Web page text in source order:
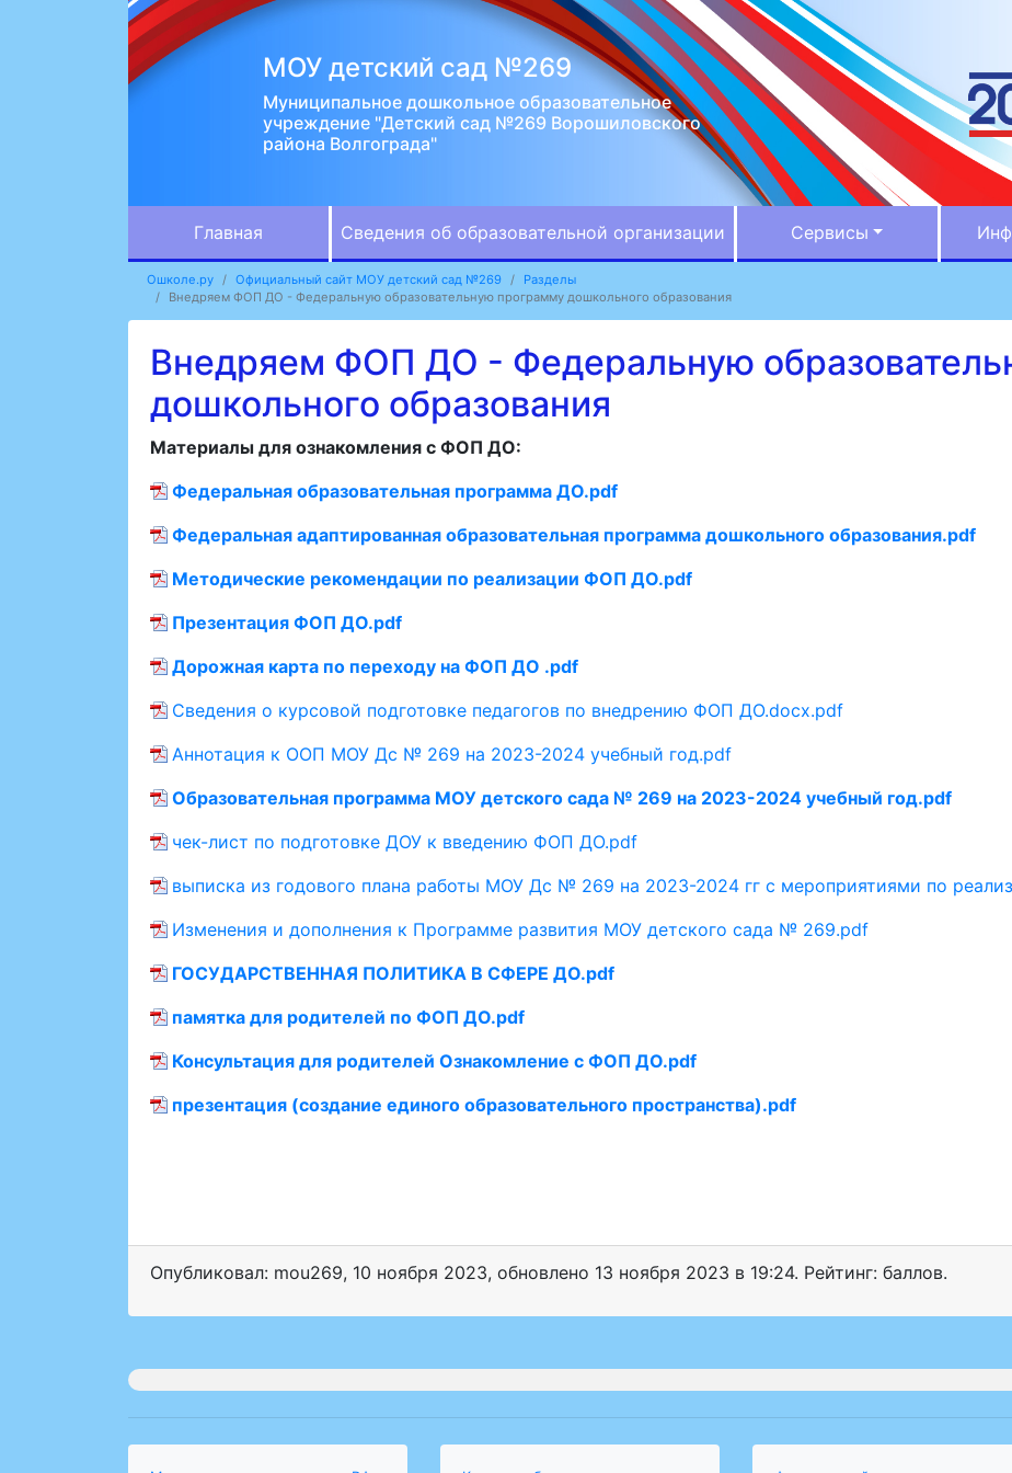
МОУ детский сад №269
Муниципальное дошкольное образовательное
учреждение "Детский сад №269 Ворошиловского
района Волгограда"
Главная Сведения об образовательной организации Сервисы
Ошколе.ру Официальный сайт МОУ детский сад №269
Разделы
Внедряем ФОП ДО - Федеральную образовательную программу дошкольного образования
Внедряем ФОП ДО - Федеральную
дошкольного образования
Материалы для ознакомления с ФОП ДО:
Федеральная образовательная программа ДО.pdf
Федеральная адаптированная образовательная программа дошкольного образования.pdf
Методические рекомендации по реализации ФОП ДО.pdf
Презентация ФОП ДО.pdf
Дорожная карта по переходу на ФОП ДО .pdf
Сведения о курсовой подготовке педагогов по внедрению ФОП ДО.docx.pdf
Аннотация к ООП МОУ Дс № 269 на 2023-2024 учебный год.pdf
Образовательная программа МОУ детского сада № 269 на 2023-2024 учебный год.pdf
чек-лист по подготовке ДОУ к введению ФОП ДО.pdf
выписка из годового плана работы МОУ Дс № 269 на 2023-2024 гг с мероприятиями по
Изменения и дополнения к Программе развития МОУ детского сада № 269.pdf
ГОСУДАРСТВЕННАЯ ПОЛИТИКА В СФЕРЕ ДО.pdf
памятка для родителей по ФОП ДО.pdf
Консультация для родителей Ознакомление с ФОП ДО.pdf
презентация (создание единого образовательного пространства).pdf
Опубликовал: mou269, 10 ноября 2023, обновлено 13 ноября 2023 в 19:24. Рейтинг: баллов.